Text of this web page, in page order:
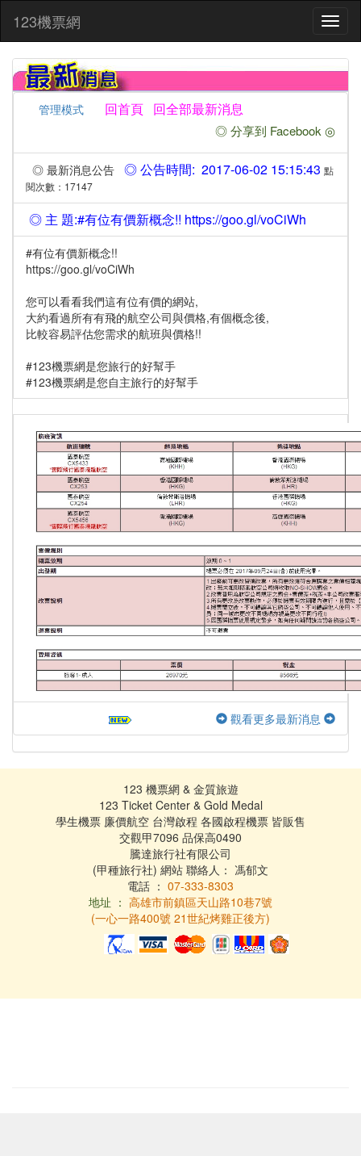
123機票網
管理模式 回首頁 回全部最新消息
◎ 分享到 Facebook ◎
◎ 最新消息公告 ◎ 公告時間: 2017-06-02 15:15:43 點
閱次數：17147
◎ 主 題:#有位有價新概念!! https://goo.gl/voCiWh
#有位有價新概念!!
https://goo.gl/voCiWh
您可以看看我們這有位有價的網站,
大約看過所有有飛的航空公司與價格,有個概念後,
比較容易評估您需求的航班與價格!!
#123機票網是您旅行的好幫手
#123機票網是您自主旅行的好幫手
觀看更多最新消息
123 機票網 & 金質旅遊
123 Ticket Center & Gold Medal
學生機票 廉價航空 台灣啟程 各國啟程機票 皆販售
交觀甲7096 品保高0490
騰達旅行社有限公司
(甲種旅行社) 網站 聯絡人： 馮郁文
電話 ： 07-333-8303
地址 ： 高雄市前鎮區天山路10巷7號
(一心一路400號 21世紀烤雞正後方)